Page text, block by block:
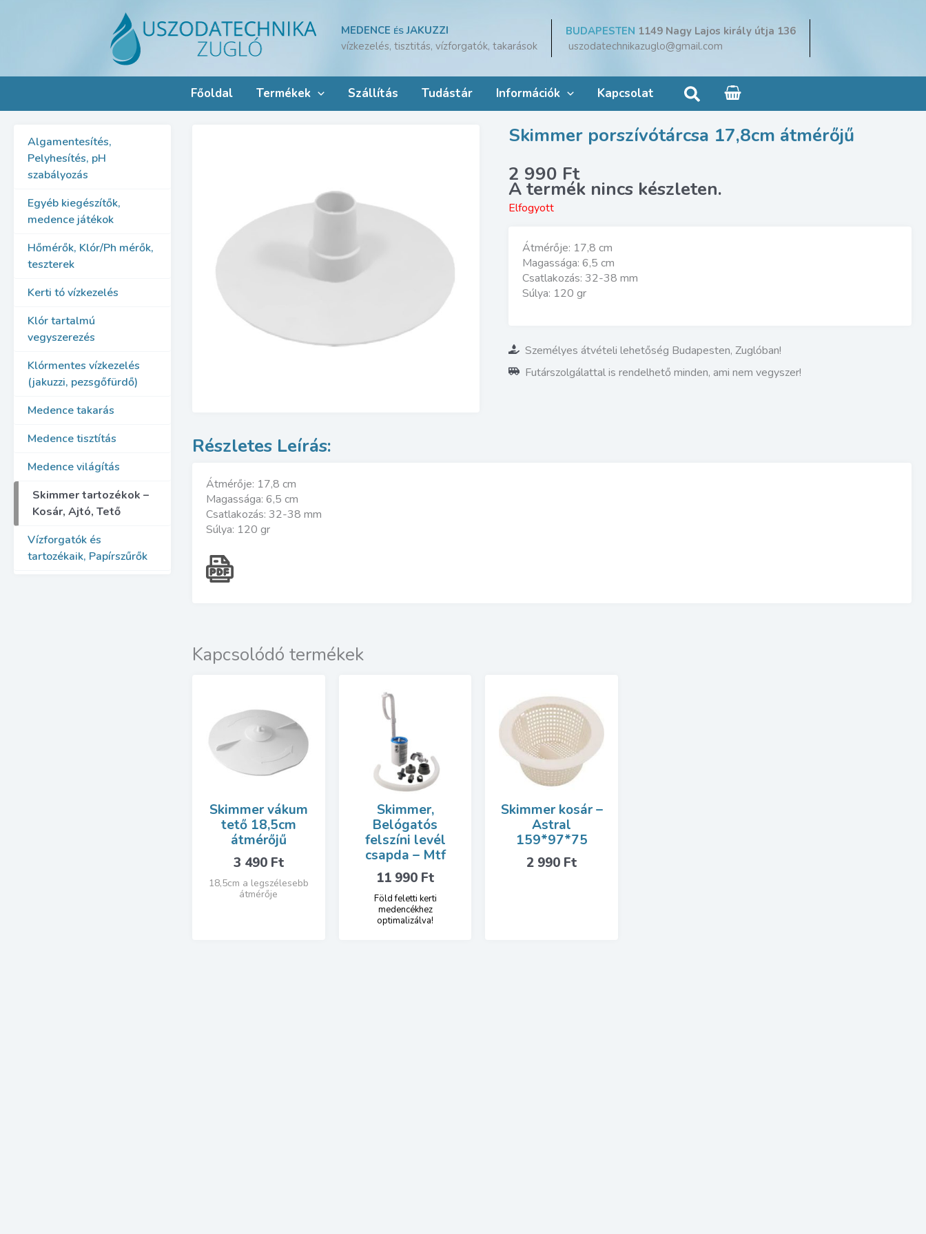
MEDENCE ÉSJAKUZZI
vízkezelés, tisztitás, vízforgatók, takarások
BUDAPESTEN 1149 Nagy Lajos király útja 136
uszodatechnikazuglo@gmail.com
Főoldal Termékek Szállítás Tudástár Információk Kapcsolat Search
Algamentesítés,
Pelyhesítés, pH
szabályozás
Egyéb kiegészítők,
medence játékok
Hőmérők, Klór/Ph mérők,
teszterek
Kerti tó vízkezelés
Klór tartalmú
vegyszerezés
Klórmentes vízkezelés
(jakuzzi, pezsgőfürdő)
Medence takarás
Medence tisztítás
Medence világítás
Skimmer tartozékok –
Kosár, Ajtó, Tető
Vízforgatók és
tartozékaik, Papírszűrők
Skimmer porszívótárcsa 17,8cm átmérőjű
2 990 Ft
Elfogyott
Átmérője: 17,8 cm
Magassága: 6,5 cm
Csatlakozás: 32-38 mm
Súlya: 120 gr
Személyes átvételi lehetőség Budapesten, Zuglóban!
Futárszolgálattal is rendelhető minden, ami nem vegyszer!
Átmérője: 17,8 cm
Magassága: 6,5 cm
Csatlakozás: 32-38 mm
Súlya: 120 gr
Kapcsolódó termékek
Skimmer vákum
tető 18,5cm
átmérőjű
3 490 Ft
18,5cm a legszélesebb
átmérője
Skimmer,
Belógatós
felszíni levél
csapda – Mtf
11 990 Ft
Föld feletti kerti
medencékhez
optimalizálva!
Skimmer kosár –
Astral
159*97*75
2 990 Ft